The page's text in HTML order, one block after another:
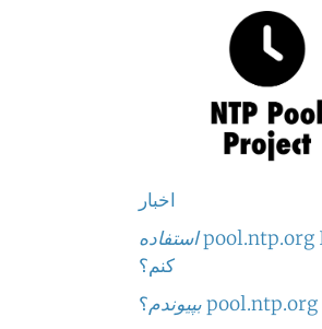
اخبار
استفاده
کنم؟
بپیوندم؟